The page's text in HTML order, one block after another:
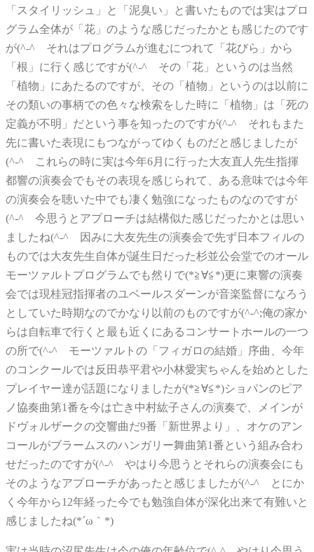
「スタイリッシュ」と「泥臭い」と書いたものでは実はプロ
グラム全体が「花」のような感じだったかとも感じたのです
が(^-^ゞそれはプログラムが進むにつれて「花びら」から
「根」に行く感じですが(^-^ゞその「花」というのは当然
「植物」にあたるのですが、その「植物」というのは以前に
その類いの事柄での色々な検索をした時に「植物」は「死の
定義が不明」だという事を知ったのですが(^-^ゞそれもまた
先に書いた表現にもつながってゆくものだと感じましたが
(^-^ゞこれらの時に実は今年6月に行った大友直人先生指揮
都響の演奏会でもその表現を感じられて、ある意味では今年
の演奏会を聴いた中でも凄く勉強になったものなのですが
(^-^ゞ今思うとアプローチは結構似た感じだったかとは思い
ましたね(^-^ゞ因みに大友先生の演奏会で先ず日本フィルの
ものでは大友先生自体が誕生日だった杉並公会堂でのオール
モーツァルトプログラムでも然りで(*≧∀≦*)更に東響の演奏
会では現桂冠指揮者のユベールスダーンが音楽監督になろう
としていた時期なのでかなり以前のものですが(^-^;俺の家か
らは自転車で行くと最も近くにあるコンサートホールの一つ
の所で(^-^ゞモーツァルトの「フィガロの結婚」序曲、今年
のコンクールでは反田恭平君や小林愛実ちゃんを始めとした
プレイヤー達が話題になりましたが(*≧∀≦*)ショパンのピア
ノ協奏曲第1番を今は亡き中村紘子さんの演奏で、メインが
ドヴォルザークの交響曲だ9番「新世界より」、オケのアン
コールがブラームスのハンガリー舞曲第1番という組み合わ
せだったのですが(^-^ゞやはり今思うとそれらの演奏会にも
そのようなアプローチがあったと感じましたが(^-^ゞとにか
く今年から12年経った今でも勉強自体が深化出来て有難いと
感じましたね(*´ω｀*)